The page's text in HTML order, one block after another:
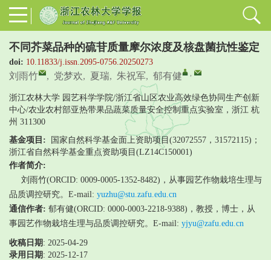
不同芥菜品种的硫苷质量摩尔浓度及核盘菌抗性鉴定
doi: 10.11833/j.issn.2095-0756.20250273
刘雨竹 , 党梦欢, 夏瑞, 朱祝军, 郁有健 ,
浙江农林大学 园艺科学学院/浙江省山区农业高效绿色协同生产创新
中心/农业农村部亚热带果品蔬菜质量安全控制重点实验室，浙江 杭
州 311300
基金项目: 国家自然科学基金面上资助项目(32072557，31572115)；
浙江省自然科学基金重点资助项目(LZ14C150001)
作者简介:
刘雨竹(ORCID: 0009-0005-1352-8482)，从事园艺作物栽培生理与
品质调控研究。E-mail: yuzhu@stu.zafu.edu.cn
通信作者: 郁有健(ORCID: 0000-0003-2218-9388)，教授，博士，从
事园艺作物栽培生理与品质调控研究。E-mail: yjyu@zafu.edu.cn
收稿日期 : 2025-04-29
录用日期 : 2025-12-17